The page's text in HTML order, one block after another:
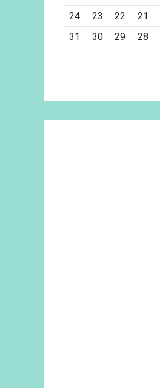
21
22
23
24
28
29
30
31